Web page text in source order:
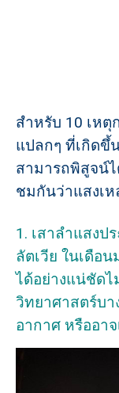
สำหรับ 10 เห
แปลกๆ ที่เกิดขึ้
สามารถพิสูจน์
ชมกันว่าแสงเ
1. เสาลำแสงป
ลัตเวีย ในเดือ
ได้อย่างแน่ชัด
วิทยาศาสตร์บ
อากาศ หรืออา